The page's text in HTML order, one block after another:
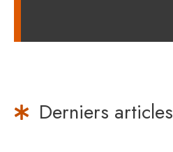
Derniers articles